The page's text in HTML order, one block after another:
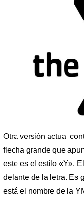
Otra versión actual
flecha grande que
este es el estilo «Y».
delante de la letra. Es
está el nombre de la